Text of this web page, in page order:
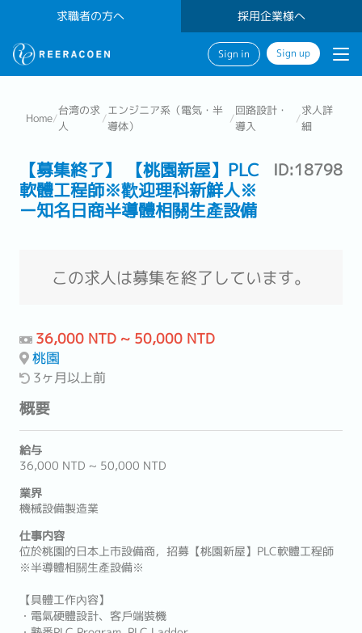
求職者の方へ 採用企業様へ
Sign in Sign up
Home/
台湾の求
人
/
エンジニア系（電気・半
導体）
/
回路設計・
導入
/
求人詳
細
【募集終了】 【桃園新屋】PLC
軟體工程師※歡迎理科新鮮人※
ー知名日商半導體相關生產設備
ID:18798
この求人は募集を終了しています。
36,000 NTD ~ 50,000 NTD
桃園
3ヶ月以上前
概要
給与
36,000 NTD ~ 50,000 NTD
業界
機械設備製造業
仕事内容
位於桃園的日本上市設備商，招募【桃園新屋】PLC軟體工程師
※半導體相關生產設備※
【具體工作內容】
・電氣硬體設計、客戶端裝機